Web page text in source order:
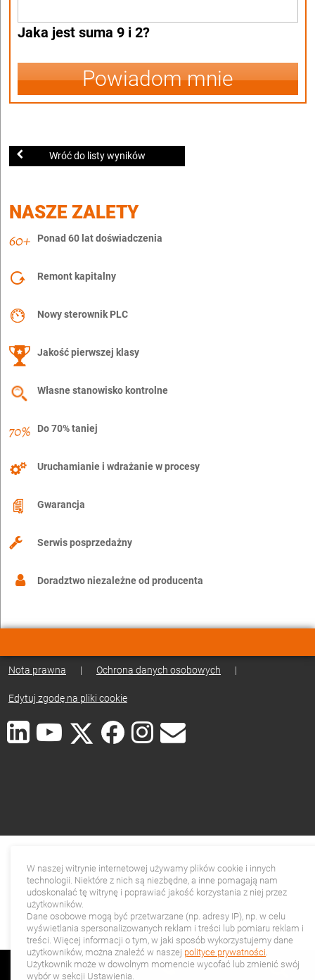
Jaka jest suma 9 i 2?
Powiadom mnie
Wróć do listy wyników
NASZE ZALETY
Ponad 60 lat doświadczenia
Remont kapitalny
Nowy sterownik PLC
Jakość pierwszej klasy
Własne stanowisko kontrolne
Do 70% taniej
Uruchamianie i wdrażanie w procesy
Gwarancja
Serwis posprzedażny
Doradztwo niezależne od producenta
Nota prawna | Ochrona danych osobowych |
Edytuj zgodę na pliki cookie
W naszej witrynie internetowej używamy plików cookie i innych
technologii. Niektóre z nich są niezbędne, a inne pomagają nam
udoskonalać tę witrynę i poprawiać jakość korzystania z niej przez
użytkowników.
Dane osobowe mogą być przetwarzane (np. adresy IP), np. w celu
wyświetlania spersonalizowanych reklam i treści lub pomiaru reklam i
treści. Więcej informacji o tym, w jaki sposób wykorzystujemy dane
użytkowników, można znaleźć w naszej polityce prywatności
Użytkownik może w dowolnym momencie wycofać lub zmienić swój
wybór w sekcji Ustawienia.